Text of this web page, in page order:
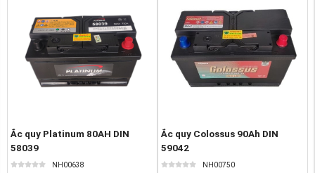
Ắc quy Platinum 80AH DIN
58039
NH00638
Ắc quy Colossus 90Ah DIN
59042
NH00750